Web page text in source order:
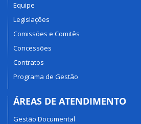
Equipe
Legislações
Comissões e Comitês
Concessões
Contratos
Programa de Gestão
ÁREAS DE ATENDIMENTO
Gestão Documental